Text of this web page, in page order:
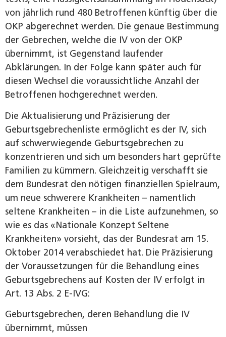
von jährlich rund 480 Betroffenen künftig über die
OKP abgerechnet werden. Die genaue Bestimmung
der Gebrechen, welche die IV von der OKP
übernimmt, ist Gegenstand laufender
Abklärungen. In der Folge kann später auch für
diesen Wechsel die voraussichtliche Anzahl der
Betroffenen hochgerechnet werden.
Die Aktualisierung und Präzisierung der
Geburtsgebrechenliste ermöglicht es der IV, sich
auf schwerwiegende Geburtsgebrechen zu
konzentrieren und sich um besonders hart geprüfte
Familien zu kümmern. Gleichzeitig verschafft sie
dem Bundesrat den nötigen finanziellen Spielraum,
um neue schwerere Krankheiten – namentlich
seltene Krankheiten – in die Liste aufzunehmen, so
wie es das «Nationale ­Konzept Seltene
Krankheiten» vorsieht, das der Bundesrat am 15.
Oktober 2014 verabschiedet hat. Die Präzisierung
der Voraussetzungen für die Behandlung eines
Geburtsgebrechens auf Kosten der IV erfolgt in
Art. 13 Abs. 2 E-IVG:
Geburtsgebrechen, deren Behandlung die IV
übernimmt, müssen